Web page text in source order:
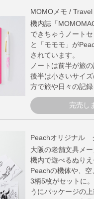
MOMOメモ /
機内誌「
できちゃうノート
と「モモモ」が
されています。
ノートは前半が旅
後半は小さいサイ
方で旅や日々の記録
完売し
Peachオリジナル
大阪の老舗文具メ
機内で遊べるぬり
Peachの機体や、
3柄5枚がセットに
うにパッケージの